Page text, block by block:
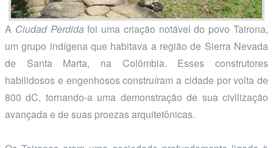
A Ciudad Perdida foi uma criação notável do povo Tairona,
um grupo indígena que habitava a região de Sierra Nevada
de Santa Marta, na Colômbia. Esses construtores
habilidosos e engenhosos construíram a cidade por volta de
800 dC, tornando-a uma demonstração de sua civilização
avançada e de suas proezas arquitetônicas.